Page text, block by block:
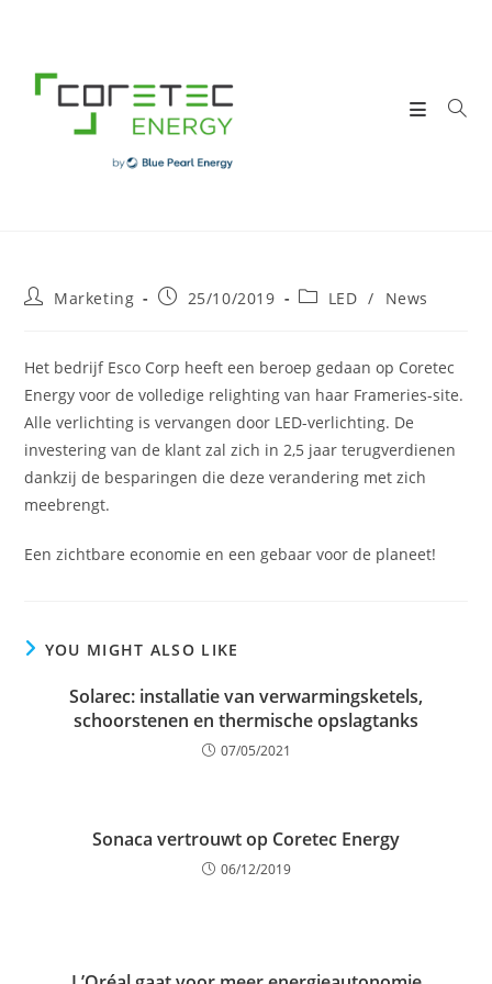
content
PostMarketing
Post25/10/2019
PostLED / News
Het bedrijf Esco Corp heeft een beroep gedaan op Coretec
Energy voor de volledige relighting van haar Frameries-site.
Alle verlichting is vervangen door LED-verlichting. De
investering van de klant zal zich in 2,5 jaar terugverdienen
dankzij de besparingen die deze verandering met zich
meebrengt.
Een zichtbare economie en een gebaar voor de planeet!
YOU MIGHT ALSO LIKE
Solarec: installatie van verwarmingsketels,
schoorstenen en thermische opslagtanks
07/05/2021
Sonaca vertrouwt op Coretec Energy
06/12/2019